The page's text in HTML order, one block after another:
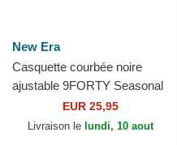
New Era
Casquette courbée noire
ajustable 9FORTY Seasonal
Racing Bulls F1 Team
Formula 1 New Era
EUR 25,95
Livraison le lundi, 10 aout